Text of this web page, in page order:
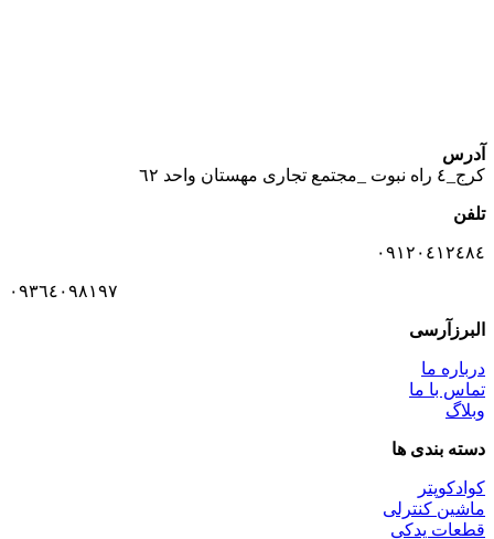
آدرس
كرج_٤ راه نبوت _مجتمع تجارى مهستان واحد ٦٢
تلفن
٠٩١٢٠٤١٢٤٨٤
٠٩٣٦٤٠٩٨١٩٧
البرزآرسی
درباره ما
تماس با ما
وبلاگ
دسته بندی ها
کوادکوپتر
ماشین کنترلی
قطعات یدکی